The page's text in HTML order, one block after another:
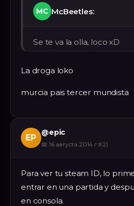
MC McBeetles:
Se te va la olla, loco xD
La droga loko
murcia pais tercer mundista
EP
@epic
📅 16 августа 2014 г.#21
Para ver tu steam ID, lo
entrar en una partida y
en consola.